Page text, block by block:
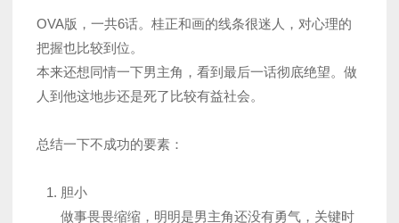
OVA版，一共6话。桂正和画的线条很迷人，对心理的
把握也比较到位。
本来还想同情一下男主角，看到最后一话彻底绝望。做
人到他这地步还是死了比较有益社会。
总结一下不成功的要素：
胆小
做事畏畏缩缩，明明是男主角还没有勇气，关键时